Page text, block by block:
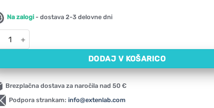
Na zalogi - dostava 2-3 delovne dni
zelenega čaja NOW, 400 mg (100 kapsul) količina
DODAJ V KOŠARICO
Brezplačna dostava za naročila nad 50 €
Podpora strankam: info@extenlab.com